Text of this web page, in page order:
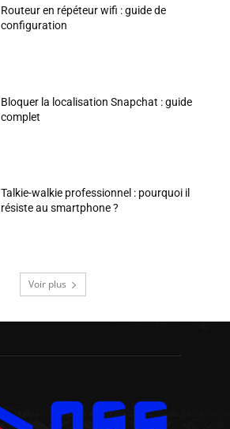
Routeur en répéteur wifi : guide de
configuration
Bloquer la localisation Snapchat : guide
complet
Talkie-walkie professionnel : pourquoi il
résiste au smartphone ?
Voir plus